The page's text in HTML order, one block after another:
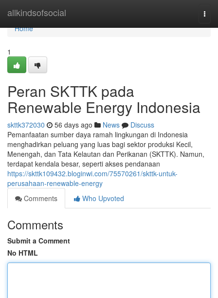
allkindsofsocial
Home
Home
1
Peran SKTTK pada
Renewable Energy Indonesia
skttk372030 56 days ago News
Discuss
Pemanfaatan sumber daya ramah lingkungan di Indonesia
menghadirkan peluang yang luas bagi sektor produksi Kecil,
Menengah, dan Tata Kelautan dan Perikanan (SKTTK). Namun,
terdapat kendala besar, seperti akses pendanaan
https://skttk109432.bloginwi.com/75570261/skttk-untuk-
perusahaan-renewable-energy
Comments
Who Upvoted
Comments
Submit a Comment
No HTML